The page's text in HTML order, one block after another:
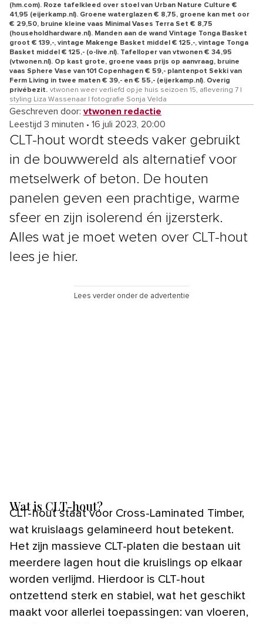
(hm.com). Roze tafelkleed over stoel van Urban Nature Culture €
41,95 (eijerkamp.nl). Groene waterglazen € 8,75, groene kan met oor
€ 29,50, bruine kleine vaas Minimal Vases Terra Set € 8,75
(householdhardware.nl). Manden aan de wand Vintage Tonga Basket
groot € 139,-, vintage Makenge Basket middel € 125,-, vintage Tonga
Basket middel € 125,- (o-live.nl). Tafelloper van vtwonen € 34,95
(vtwonen.nl). Op kast grote, groene vaas prijs op aanvraag, bruine
vaas Sphere Vase van 101 Copenhagen € 59,- plantenpot Sekki van
Ferm Living in twee maten € 39,- en € 55,- (eijerkamp.nl). Overig
privébezit. vtwonen weer verliefd op je huis seizoen 15, aflevering 7 |
styling Liza Wassenaar | fotografie Sonja Velda
Geschreven door: vtwonen redactie
Leestijd 3 minuten • 16 juli 2023, 20:00
CLT-hout wordt steeds vaker gebruikt
in de bouwwereld als alternatief voor
metselwerk of beton. De houten
panelen geven een prachtige, warme
sfeer en zijn isolerend én ijzersterk.
Alles wat je moet weten over CLT-hout
lees je hier.
Lees verder onder de advertentie
Wat is CLT-hout?
CLT-hout staat voor Cross-Laminated Timber,
wat kruislaags gelamineerd hout betekent.
Het zijn massieve CLT-platen die bestaan uit
meerdere lagen hout die kruislings op elkaar
worden verlijmd. Hierdoor is CLT-hout
ontzettend sterk en stabiel, wat het geschikt
maakt voor allerlei toepassingen: van vloeren,